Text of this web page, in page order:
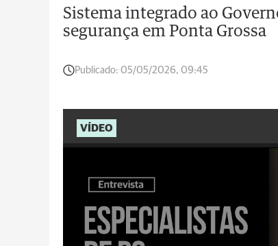
Sistema integrado ao
segurança em Ponta Grossa
Publicado: 05/05/2026, 09:45
VÍDEO